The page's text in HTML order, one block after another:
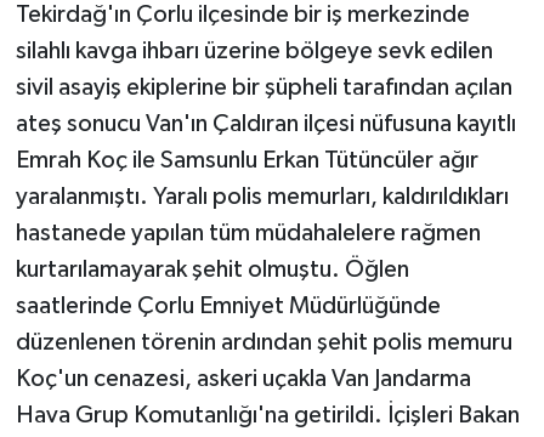
Tekirdağ'ın Çorlu ilçesinde bir iş merkezinde
silahlı kavga ihbarı üzerine bölgeye sevk edilen
sivil asayiş ekiplerine bir şüpheli tarafından açılan
ateş sonucu Van'ın Çaldıran ilçesi nüfusuna kayıtlı
Emrah Koç ile Samsunlu Erkan Tütüncüler ağır
yaralanmıştı. Yaralı polis memurları, kaldırıldıkları
hastanede yapılan tüm müdahalelere rağmen
kurtarılamayarak şehit olmuştu. Öğlen
saatlerinde Çorlu Emniyet Müdürlüğünde
düzenlenen törenin ardından şehit polis memuru
Koç'un cenazesi, askeri uçakla Van Jandarma
Hava Grup Komutanlığı'na getirildi. İçişleri Bakan